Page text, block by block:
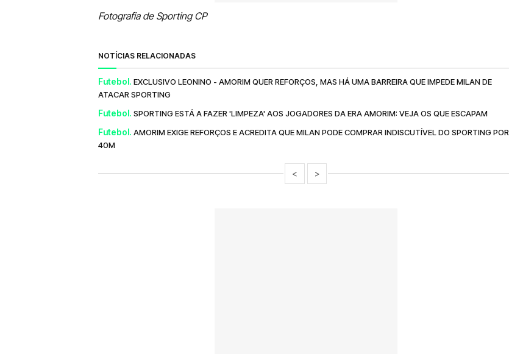
Fotografia de Sporting CP
NOTÍCIAS RELACIONADAS
Futebol. EXCLUSIVO LEONINO - AMORIM QUER REFORÇOS, MAS HÁ UMA BARREIRA QUE IMPEDE MILAN DE
ATACAR SPORTING
Futebol. SPORTING ESTÁ A FAZER 'LIMPEZA' AOS JOGADORES DA ERA AMORIM: VEJA OS QUE ESCAPAM
Futebol. AMORIM EXIGE REFORÇOS E ACREDITA QUE MILAN PODE COMPRAR INDISCUTÍVEL DO SPORTING POR
40M
< >